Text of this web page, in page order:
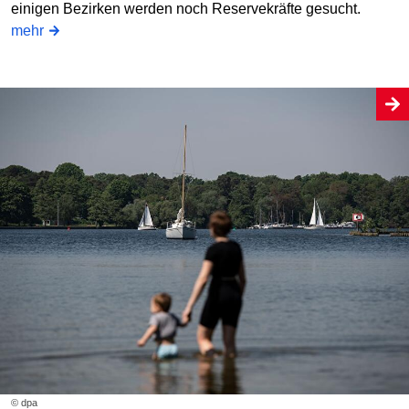
einigen Bezirken werden noch Reservekräfte gesucht.
mehr
© dpa